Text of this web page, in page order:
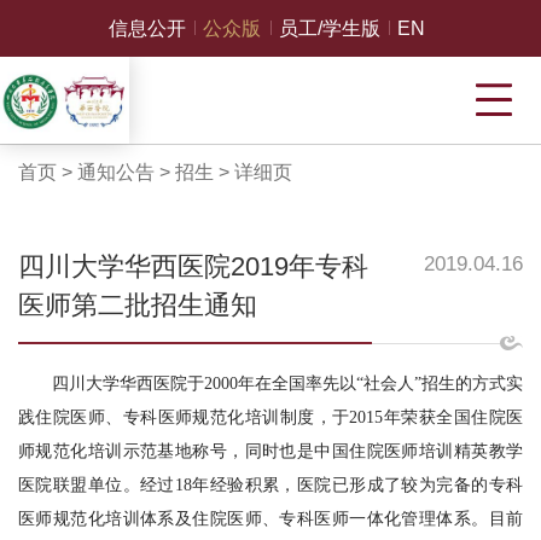
信息公开 公众版 员工/学生版 EN
首页 > 通知公告> 招生 > 详细页
四川大学华西医院2019年专科
医师第二批招生通知
2019.04.16
四川大学华西医院于2000年在全国率先以“社会人”招生的方式实
践住院医师、专科医师规范化培训制度，于2015年荣获全国住院医
师规范化培训示范基地称号，同时也是中国住院医师培训精英教学
医院联盟单位。经过 18年经验积累，医院已形成了较为完备的专科
医师规范化培训体系及住院医师、专科医师一体化管理体系。目前